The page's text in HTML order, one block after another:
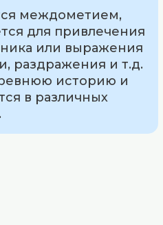
междометием,
для привлечения
или выражения
раздражения и т.д.
историю и
в различных